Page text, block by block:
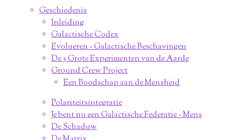
Geschiedenis
Inleiding
Galactische Codex
Evolueren - Galactische Beschavingen
De 3 Grote Experimenten van de Aarde
Ground Crew Project
Een Boodschap aan de Mensheid
Polariteitsintegratie
Je bent nu een Galactische Federatie - Mens
De Schaduw